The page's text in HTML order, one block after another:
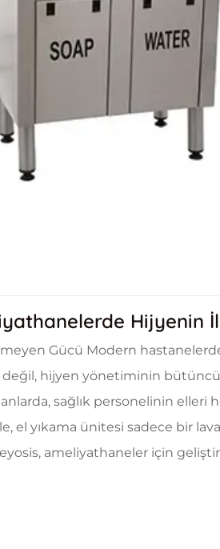
Hijyenin
Gücü Modern
hijyen yönetiminin
sağlık personelinin elleri
el yıkama ünitesi sadece bir
ameliyathaneler için